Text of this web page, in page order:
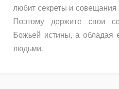
любит секреты и
Поэтому держите свои
Божьей истины, а обладая
людьми.